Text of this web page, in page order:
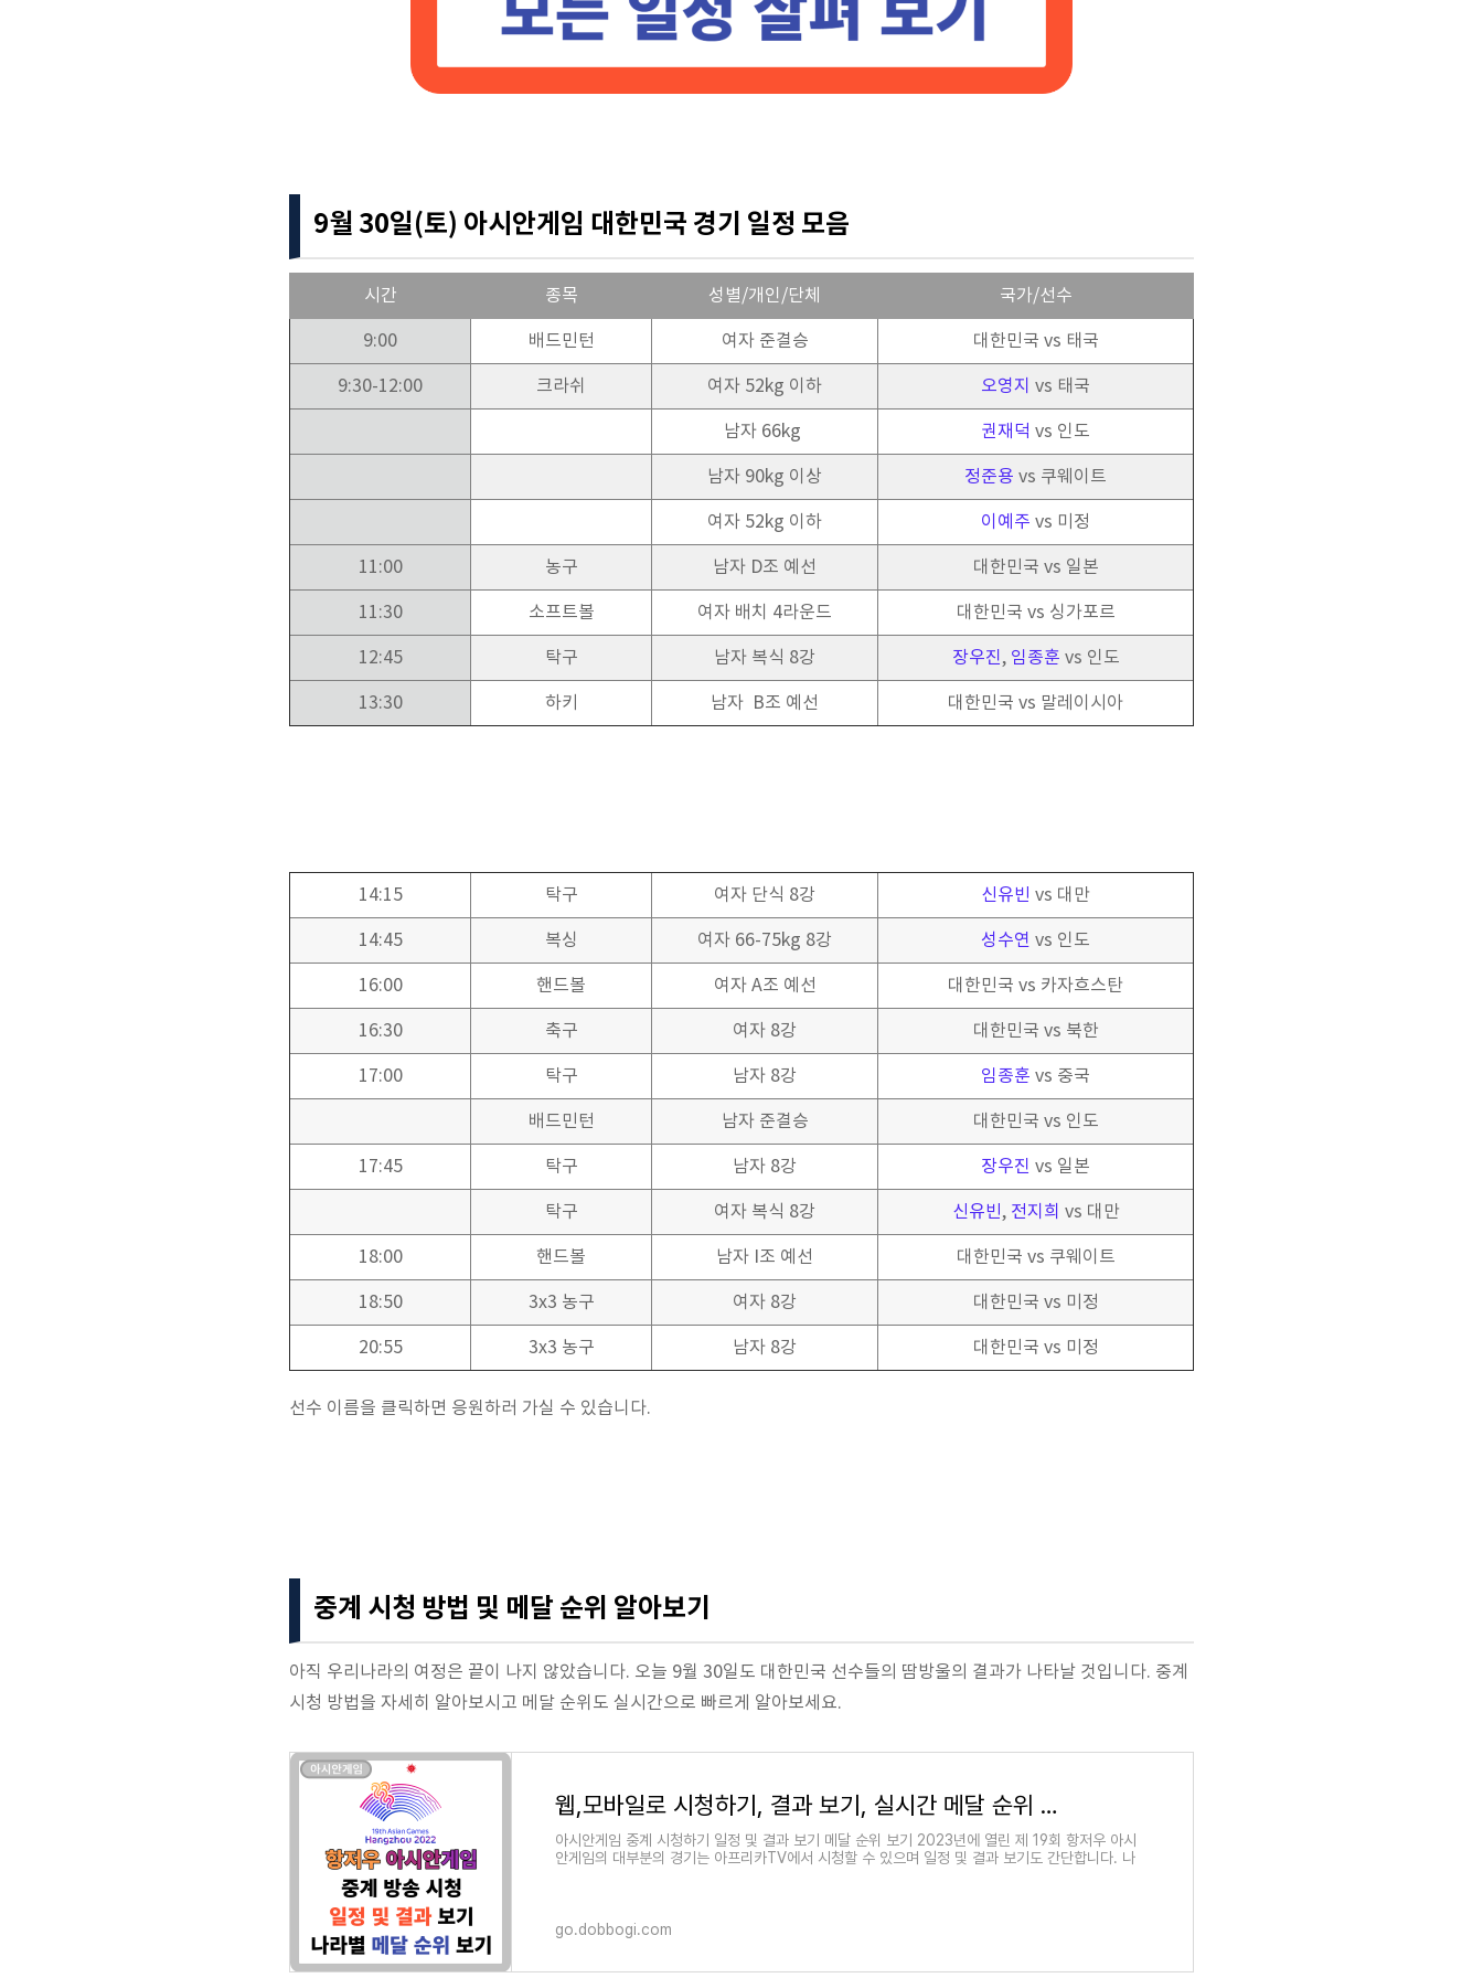
9월 30일(토) 아시안게임 대한민국 경기 일정 모음
시간 종목 성별/개인/단체 국가/선수
9:00 배드민턴 여자 준결승 대한민국 vs 태국
9:30-12:00 크라쉬 여자 52kg 이하 오영지 vs 태국
남자 66kg 권재덕 vs 인도
남자 90kg 이상 정준용 vs 쿠웨이트
여자 52kg 이하 이예주 vs 미정
11:00 농구 남자 D조 예선 대한민국 vs 일본
11:30 소프트볼 여자 배치 4라운드 대한민국 vs 싱가포르
12:45 탁구 남자 복식 8강 장우진, 임종훈 vs 인도
13:30 하키 남자 B조 예선 대한민국 vs 말레이시아
14:15 탁구 여자 단식 8강 신유빈 vs 대만
14:45 복싱 여자 66-75kg 8강 성수연 vs 인도
16:00 핸드볼 여자 A조 예선 대한민국 vs 카자흐스탄
16:30 축구 여자 8강 대한민국 vs 북한
17:00 탁구 남자 8강 임종훈 vs 중국
배드민턴 남자 준결승 대한민국 vs 인도
17:45 탁구 남자 8강 장우진 vs 일본
탁구 여자 복식 8강 신유빈, 전지희 vs 대만
18:00 핸드볼 남자 I조 예선 대한민국 vs 쿠웨이트
18:50 3x3 농구 여자 8강 대한민국 vs 미정
20:55 3x3 농구 남자 8강 대한민국 vs 미정
선수 이름을 클릭하면 응원하러 가실 수 있습니다.
중계 시청 방법 및 메달 순위 알아보기
아직 우리나라의 여정은 끝이 나지 않았습니다. 오늘 9월 30일도 대한민국 선수들의 땀방울의 결과가 나타날 것입니다. 중계
시청 방법을 자세히 알아보시고 메달 순위도 실시간으로 빠르게 알아보세요.
웹,모바일로 시청하기, 결과 보기, 실시간 메달 순위 보기
아시안게임 중계 시청하기 일정 및 결과 보기 메달 순위 보기 2023년에 열린 제 19회 항저우 아시
안게임의 대부분의 경기는 아프리카TV에서 시청할 수 있으며 일정 및 결과 보기도 간단합니다. 나
go.dobbogi.com